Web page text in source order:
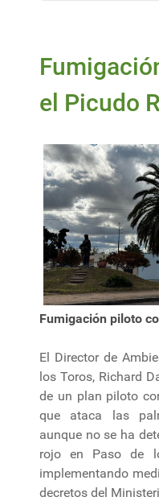
el Picudo
Fumigación piloto
El Director de
los Toros, Richard
de un plan piloto
que ataca las
aunque no se ha
rojo en Paso de
implementando
decretos del